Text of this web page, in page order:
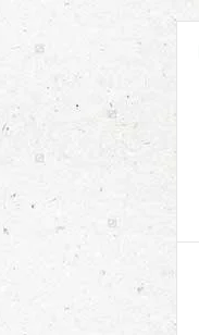
l